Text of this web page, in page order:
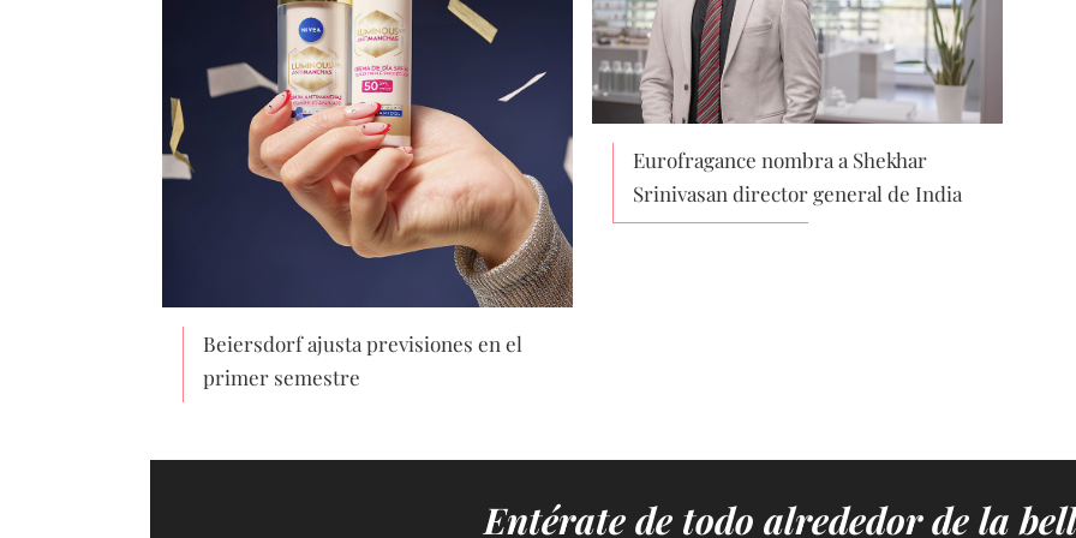
Beiersdorf ajusta previsiones en el
primer semestre
Eurofragance nombra a Shekhar
Srinivasan director general de India
Entérate de todo alrededor de la